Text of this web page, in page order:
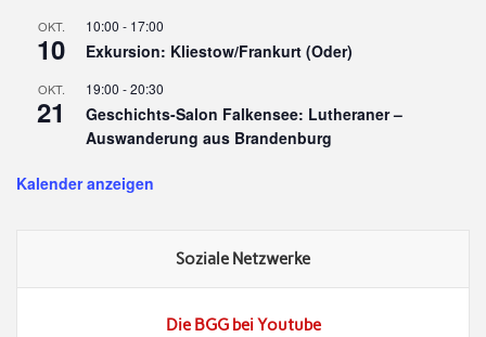
OKT.
10
10:00 - 17:00
Exkursion: Kliestow/Frankurt (Oder)
OKT.
21
19:00 -20:30
Geschichts-Salon Falkensee: Lutheraner –
Auswanderung aus Brandenburg
Kalender anzeigen
Soziale Netzwerke
Die BGG bei Youtube